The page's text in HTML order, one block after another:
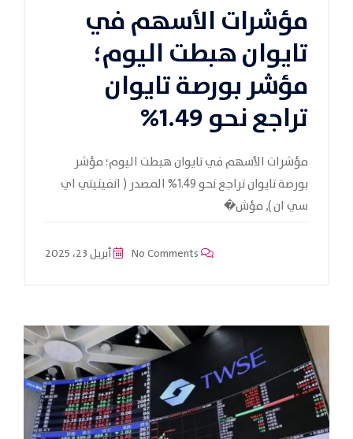
مؤشرات الأسهم في
تايوان هبطت اليوم؛
مؤشر بورصة تايوان
تراجع نحو 1.49%
مؤشرات الأسهم في تايوان هبطت اليوم؛ مؤشر
بورصة تايوان تراجع نحو 1.49% المصدر ( انفينيتي اي
سي ان ), مؤش�
أبريل 23، 2025